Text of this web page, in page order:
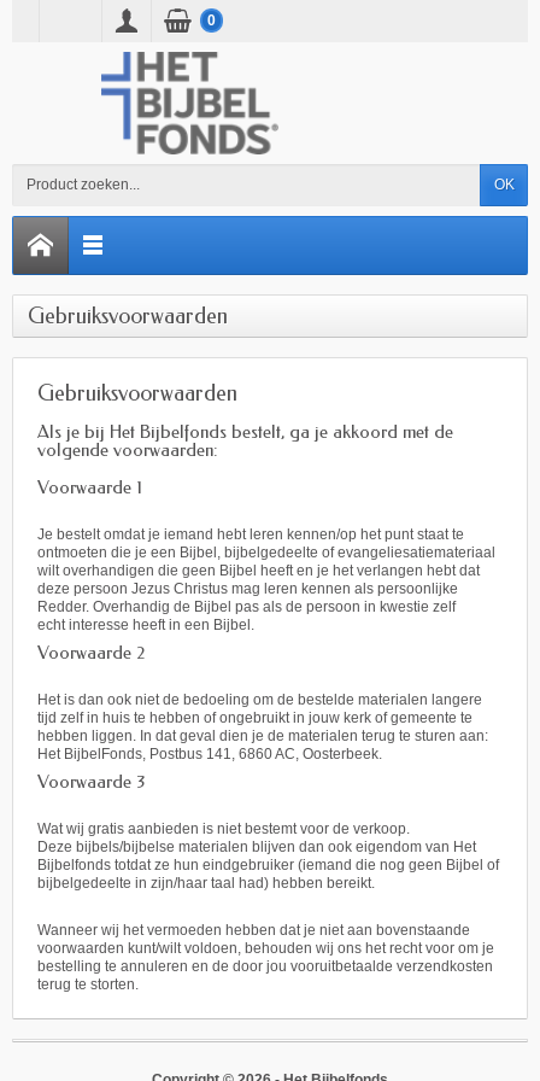
OK
0
Gebruiksvoorwaarden
Gebruiksvoorwaarden
Als je bij Het Bijbelfonds bestelt, ga je akkoord met de
volgende voorwaarden:
Voorwaarde 1
Je bestelt omdat je iemand hebt leren kennen/op het punt staat te
ontmoeten die je een Bijbel, bijbelgedeelte of evangeliesatiemateriaal
wilt overhandigen die geen Bijbel heeft en je het verlangen hebt dat
deze persoon Jezus Christus mag leren kennen als persoonlijke
Redder. Overhandig de Bijbel pas als de persoon in kwestie zelf
echt interesse heeft in een Bijbel.
Voorwaarde 2
Het is dan ook niet de bedoeling om de bestelde materialen langere
tijd zelf in huis te hebben of ongebruikt in jouw kerk of gemeente te
hebben liggen. In dat geval dien je de materialen terug te sturen aan:
Het BijbelFonds, Postbus 141, 6860 AC, Oosterbeek.
Voorwaarde 3
Wat wij gratis aanbieden is niet bestemt voor de verkoop.
Deze bijbels/bijbelse materialen blijven dan ook eigendom van Het
Bijbelfonds totdat ze hun eindgebruiker (iemand die nog geen Bijbel of
bijbelgedeelte in zijn/haar taal had) hebben bereikt.
Wanneer wij het vermoeden hebben dat je niet aan bovenstaande
voorwaarden kunt/wilt voldoen, behouden wij ons het recht voor om je
bestelling te annuleren en de door jou vooruitbetaalde verzendkosten
terug te storten.